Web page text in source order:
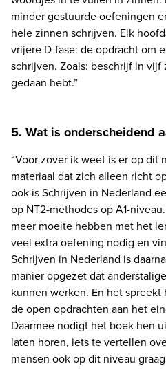
minder gestuurde oefeningen
hele zinnen schrijven. Elk
vrijere D-fase: de opdracht om
schrijven. Zoals: beschrijf in
gedaan hebt.”
5. Wat is onderscheidend
“Voor zover ik weet is er op dit
materiaal dat zich alleen richt
ook is Schrijven in Nederland
op NT2-methodes op A1-
meer moeite hebben met het
veel extra oefening nodig en
Schrijven in Nederland is
manier opgezet dat
kunnen werken. En het
de open opdrachten aan het
Daarmee nodigt het boek hen
laten horen, iets te vertellen
mensen ook op dit niveau